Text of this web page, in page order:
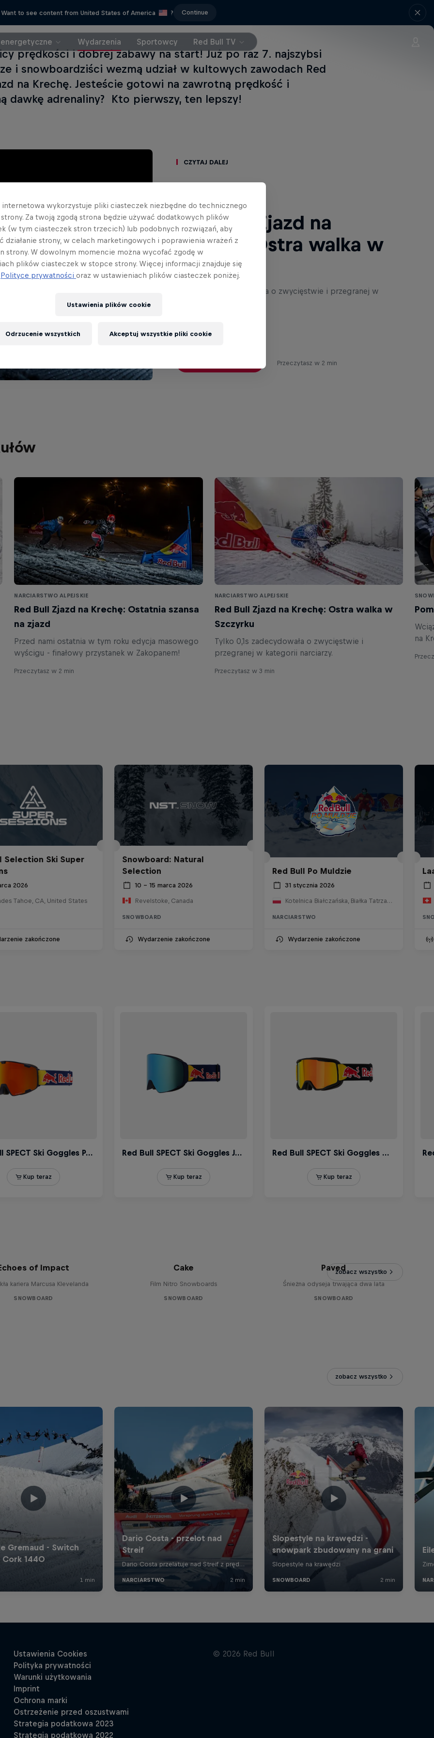
Want to see content from United States of America ? Continue
Wydarzenia Sportowcy Red Bull TV
prędkości i dobrej zabawy na start! Już po raz 7. najszybsi
i snowboardziści wezmą udział w kultowych zawodach Red
na Krechę. Jesteście gotowi na zawrotną prędkość i
dawkę adrenaliny? Kto pierwszy, ten lepszy!
Czytaj dalej
Red Bull Zjazd na
Krechę: Ostra walka w
Szczyrku
Tylko 0,1s zadecydowała o zwycięstwie i przegranej w
Przeczytasz w 2 min
NARCIARSTWO ALPEJSKIE
Red Bull Zjazd na Krechę: Ostatnia szansa
na zjazd
Przed nami ostatnia w tym roku edycja masowego
wyścigu - finałowy przystanek w Zakopanem!
Przeczytasz w 2 min
NARCIARSTWO ALPEJSKIE
Red Bull Zjazd na Krechę: Ostra walka w
Szczyrku
Tylko 0,1s zadecydowała o zwycięstwie i
przegranej w kategorii narciarzy.
Przeczytasz w 3 min
na
Selection Ski Super
2026
Tahoe, CA, United States
zakończone
Snowboard: Natural
Selection
10 – 15 marca 2026
Revelstoke, Canada
SNOWBOARD
Wydarzenie zakończone
Red Bull Po Muldzie
31 stycznia 2026
Kotelnica Białczańska, Białka Tatrzańska, Polska
NARCIARSTWO
Wydarzenie zakończone
zobacz wszystko
of Impact
kariera Marcusa Klevelanda
SNOWBOARD
Cake
Film Nitro Snowboards
SNOWBOARD
Paved
Śnieżna odyseja trwająca dwa lata
SNOWBOARD
zobacz wszystko
internetowa wykorzystuje pliki ciasteczek niezbędne do technicznego
strony. Za twoją zgodą strona będzie używać dodatkowych plików
(w tym ciasteczek stron trzecich) lub podobnych rozwiązań, aby
działanie strony, w celach marketingowych i poprawienia wrażeń z
strony. W dowolnym momencie można wycofać zgodę w
plików ciasteczek w stopce strony. Więcej informacji znajduje się
Polityce prywatności oraz w ustawieniach plików ciasteczek poniżej.
Ustawienia plików cookie
Odrzucenie wszystkich Akceptuj wszystkie pliki cookie